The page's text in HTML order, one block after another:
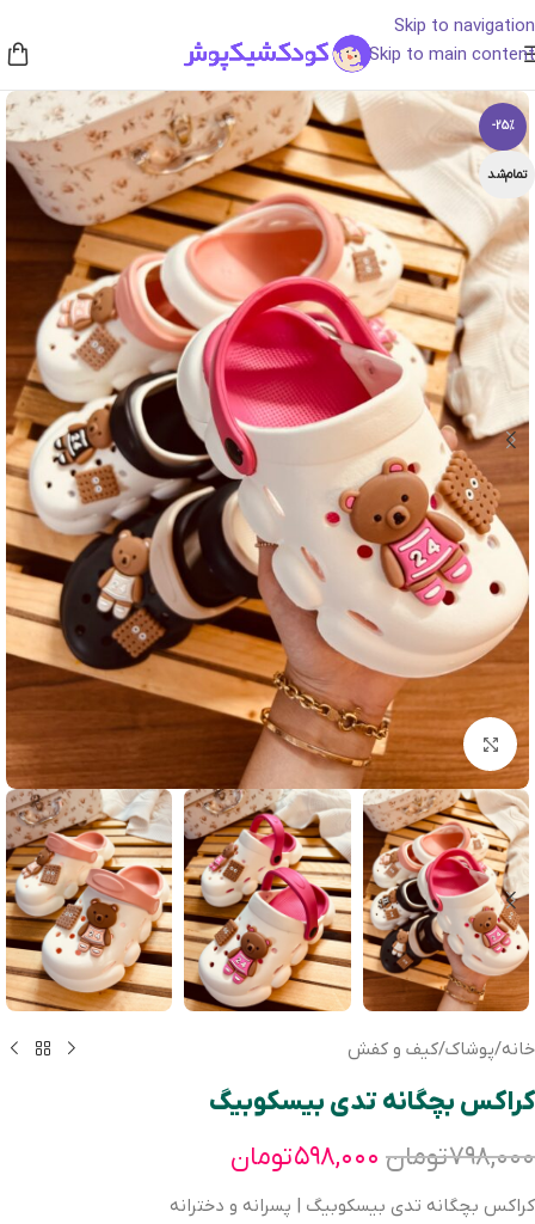
Skip to navigation
Skip to main content
-25%
تمام‌شد
بزرگنمایی تصویر
خانه/پوشاک/کیف و کفش
کراکس بچگانه تدی بیسکوبیگ
۷۹۸,۰۰۰تومان ۵۹۸,۰۰۰تومان
کراکس بچگانه تدی بیسکوبیگ | پسرانه و دخترانه